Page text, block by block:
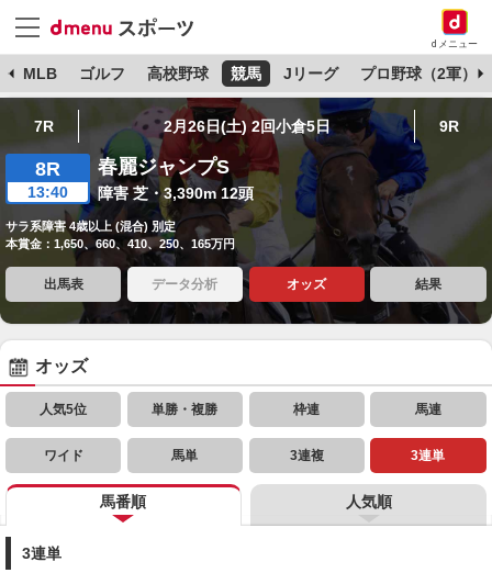
dメニュー
MLB ゴルフ 高校野球 競馬 Jリーグ プロ野球（2軍）
7R 2月26日(土) 2回小倉5日 9R
8R
13:40
春麗ジャンプS
障害 芝・3,390m 12頭
サラ系障害 4歳以上 (混合) 別定
本賞金：1,650、660、410、250、165万円
出馬表 データ分析 オッズ 結果
オッズ
人気5位 単勝・複勝 枠連 馬連
ワイド 馬単 3連複 3連単
馬番順 人気順
3連単